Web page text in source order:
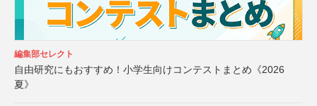
編集部セレクト
自由研究にもおすすめ！小学生向けコンテストまとめ《2026
夏》